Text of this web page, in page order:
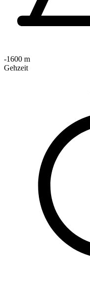
-1600 m
Gehzeit